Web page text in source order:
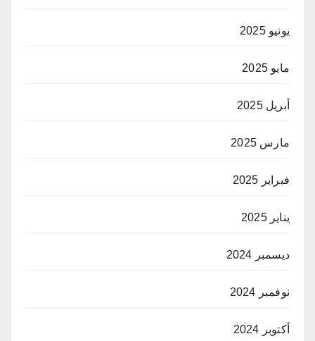
يونيو 2025
مايو 2025
أبريل 2025
مارس 2025
فبراير 2025
يناير 2025
ديسمبر 2024
نوفمبر 2024
أكتوبر 2024